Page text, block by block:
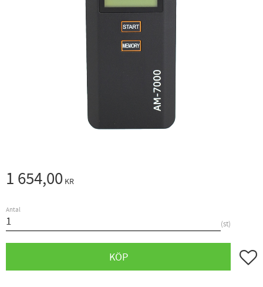
1 654,00 KR
Antal
st
KÖP Lägg